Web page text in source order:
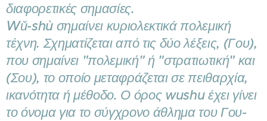
διαφορετικές σημασίες.
Wǔ-shù σημαίνει κυριολεκτικά πολεμική
τέχνη. Σχηματίζεται από τις δύο λέξεις, (Γου),
που σημαίνει "πολεμική" ή "στρατιωτική" και
(Σου), το οποίο μεταφράζεται σε πειθαρχία,
ικανότητα ή μέθοδο. Ο όρος wushu έχει γίνει
το όνομα για το σύγχρονο άθλημα του Γου-